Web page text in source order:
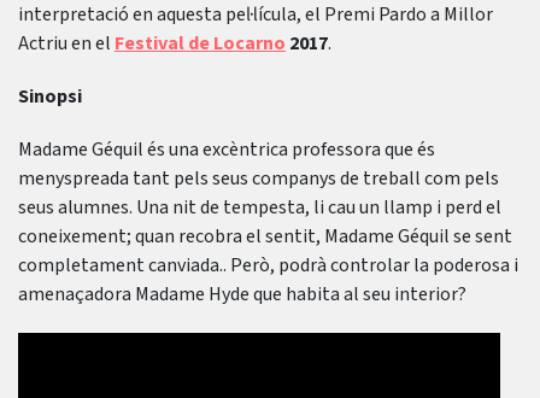
interpretació en aquesta pel·lícula, el Premi Pardo a Millor
Actriu en el Festival de Locarno 2017.
Sinopsi
Madame Géquil és una excèntrica professora que és
menyspreada tant pels seus companys de treball com pels
seus alumnes. Una nit de tempesta, li cau un llamp i perd el
coneixement; quan recobra el sentit, Madame Géquil se sent
completament canviada.. Però, podrà controlar la poderosa i
amenaçadora Madame Hyde que habita al seu interior?